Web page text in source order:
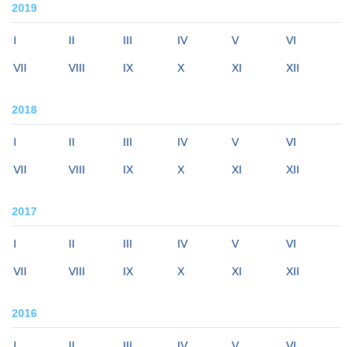
2019
I II III IV V VI
VII VIII IX X XI XII
2018
I II III IV V VI
VII VIII IX X XI XII
2017
I II III IV V VI
VII VIII IX X XI XII
2016